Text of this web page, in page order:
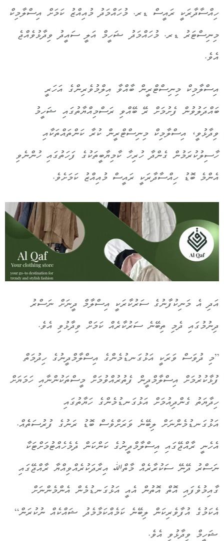
ހިއްސާދާރަކީ ރައީސް ޑރ. މުހައްމަދު މުއިއްޒު ކަމަށް އިސްލާމިކް
މިނިސްޓަރު ޑރ. މުހައްމަދު ޝަހީމް އަލީ ސައީދު ވިދާޅުވެއްޖެ
އެވެ.
އިސްލާމިކް މިނިސްޓްރީން ބާއްވާ އިލްމުވެރިންގެ އަހަރީ
ބައްދަލުވުން ފެށުމަށް ރޭ ބޭއްވި ރަސްމިއްޔާތުގައި ޝަހީމު
ވިދާޅުވީ، އިސްލާމިކް މިނިސްޓްރީން ކުރާ ކަންތައްތަކާއި
ހާސިލުކުރަމުން ގެންދާ ހުރިހާ ކާމިޔާބީތަކުގެ ފަހަތުގައި ހުންނެވި
އެންމެ ބޮޑު ހިއްސާދާރަކީ ރައީސް މުއިއްޒު ކަމަށެވެ.
އަދި އެ މަނިކުފާނުގެ ސަރުކާރަކީ އިސްލާމް ދީނަށް ނަސްރު
ދިނުމުގައި ދެމި ތިބޭނެ ސަރުކާރެއް ކަމަށް ވިދާޅުވި އެވެ.
”މި ދުވަސް ވަރަކީ އަޅުގަނޑުމެންގެ އިސްލާމްދީނުގެ ހިދުމަތް
ފުޅާކުރުމަށް އިސްލާމްދީން ފެތުރުއްވުމަށް މީސްތަކުންނާއި ހަމަޔަށް
ހިދާޔަތު ގެންދިއުމަށް އަޅުގަނޑުމެންގެ ހަޔާތުގައި
އަޅުގަނޑުމެންނަށް ލިބޭނެ ވަރަށްވެސް ބޮޑު ރަނުގެ ފުރުސަތެެއް.
އެހެނީ ރާއްޖޭގައި އިސްލާމްދީނުގެ ކަންކަން ދެމެހެއްޓުމަށްޓަކާ
ނަސްރު ދޭނޭ ސަކުރާރެއް މާތްﷲ އިރާދަކުރެއްވިއްޔާ ރާއްޖޭގައި
ގާއިމުވެފައި އޮތް އޮތުން އެއީ އަޅުގަނޑުމެން އެންމެންނަށް
އެކަމުގެ އުފާވެރިކަން ލިބޭނެ ކަމެއްކަމާމެދު ޝައްކެއް ނުކުރަން“
ޝަހީމް ވިދާޅުވި އެވެ.